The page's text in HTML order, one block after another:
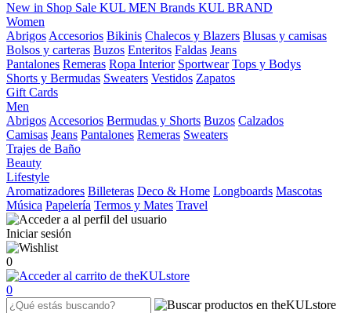
New in Shop Sale KUL MEN Brands KUL BRAND
Women
Abrigos Accesorios Bikinis Chalecos y Blazers Blusas y camisas
Bolsos y carteras Buzos Enteritos Faldas Jeans
Pantalones Remeras Ropa Interior Sportwear Tops y Bodys
Shorts y Bermudas Sweaters Vestidos Zapatos
Gift Cards
Men
Abrigos Accesorios Bermudas y Shorts Buzos Calzados
Camisas Jeans Pantalones Remeras Sweaters
Trajes de Baño
Beauty
Lifestyle
Aromatizadores Billeteras Deco & Home Longboards Mascotas
Música Papelería Termos y Mates Travel
Iniciar sesión
0
0